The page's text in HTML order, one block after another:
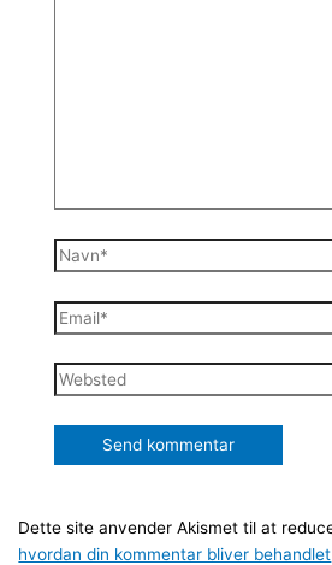
Navn*
Email*
Websted
Dette site anvender Akismet til at
hvordan din kommentar bliver behandlet